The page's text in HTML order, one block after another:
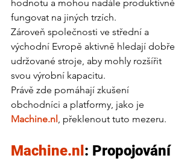
hodnotu a mohou nadále produktivně
fungovat na jiných trzích.
Zároveň společnosti ve střední a
východní Evropě aktivně hledají dobře
udržované stroje, aby mohly rozšířit
svou výrobní kapacitu.
Právě zde pomáhají zkušení
obchodníci a platformy, jako je
Machine.nl, překlenout tuto mezeru.
Machine.nl : Propojování